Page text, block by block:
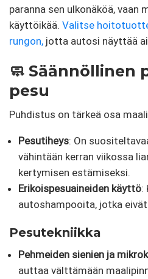
paranna sen ulkonäköä, vaan
käyttöikää. Valitse
rungon, jotta autosi näyttää
🧼 Säännöllinen
pesu
Puhdistus on tärkeä osa
Pesutiheys: On
vähintään kerran viikossa
kertymisen estämiseksi.
Erikoispesuaineiden käyttö:
autoshampooita, jotka
Pesutekniikka
Pehmeiden sienien ja
auttaa välttämään